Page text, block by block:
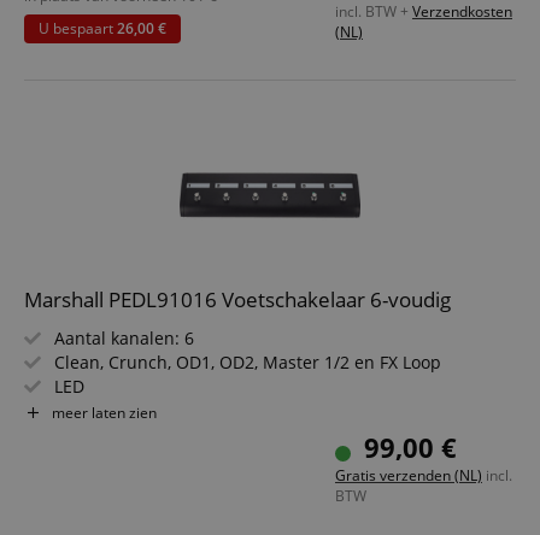
swell / expressionpedaal
rn
incl. BTW + Verzendkosten
(NL)
U bespaart26,00 €
Marshall PEDL91016 Voetschakelaar 6-voudig
Aantal kanalen: 6
Clean, Crunch, OD1, OD2, Master 1/2 en FX Loop
LED
Robuuste behuizing
meer laten zien
99,00 €
Gratis verzenden (NL) incl.
BTW